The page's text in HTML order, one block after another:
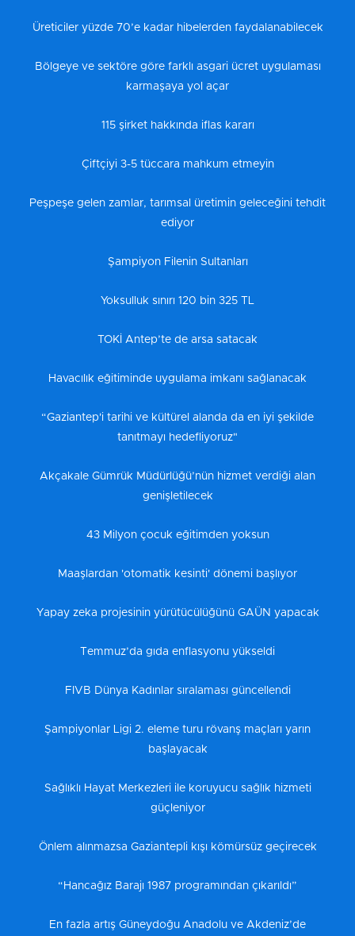
Üreticiler yüzde 70’e kadar hibelerden faydalanabilecek
Bölgeye ve sektöre göre farklı asgari ücret uygulaması
karmaşaya yol açar
115 şirket hakkında iflas kararı
Çiftçiyi 3-5 tüccara mahkum etmeyin
Peşpeşe gelen zamlar, tarımsal üretimin geleceğini tehdit
ediyor
Şampiyon Filenin Sultanları
Yoksulluk sınırı 120 bin 325 TL
TOKİ Antep’te de arsa satacak
Havacılık eğitiminde uygulama imkanı sağlanacak
“Gaziantep'i tarihi ve kültürel alanda da en iyi şekilde
tanıtmayı hedefliyoruz"
Akçakale Gümrük Müdürlüğü’nün hizmet verdiği alan
genişletilecek
43 Milyon çocuk eğitimden yoksun
Maaşlardan 'otomatik kesinti' dönemi başlıyor
Yapay zeka projesinin yürütücülüğünü GAÜN yapacak
Temmuz’da gıda enflasyonu yükseldi
FIVB Dünya Kadınlar sıralaması güncellendi
Şampiyonlar Ligi 2. eleme turu rövanş maçları yarın
başlayacak
Sağlıklı Hayat Merkezleri ile koruyucu sağlık hizmeti
güçleniyor
Önlem alınmazsa Gaziantepli kışı kömürsüz geçirecek
“Hancağız Barajı 1987 programından çıkarıldı”
En fazla artış Güneydoğu Anadolu ve Akdeniz’de